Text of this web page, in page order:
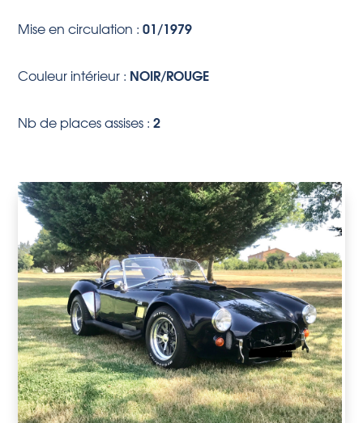
Mise en circulation :01/1979
Couleur intérieur : NOIR/ROUGE
Nb de places assises :2